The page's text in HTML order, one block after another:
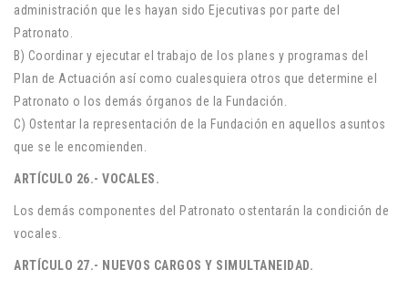
administración que les hayan sido Ejecutivas por parte del
Patronato.
B) Coordinar y ejecutar el trabajo de los planes y programas del
Plan de Actuación así como cualesquiera otros que determine el
Patronato o los demás órganos de la Fundación.
C) Ostentar la representación de la Fundación en aquellos asuntos
que se le encomienden.
ARTÍCULO 26.- VOCALES.
Los demás componentes del Patronato ostentarán la condición de
vocales.
ARTÍCULO 27.- NUEVOS CARGOS Y SIMULTANEIDAD.